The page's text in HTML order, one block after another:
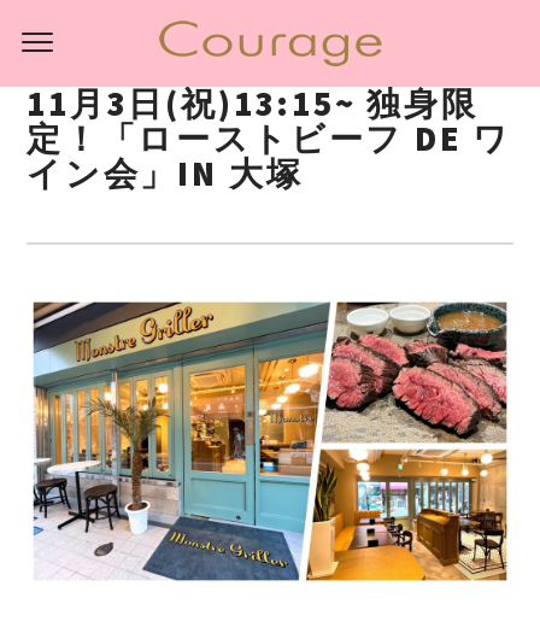
11月3日(祝)13:15~ 独身限
定！「ローストビーフ DE ワ
イン会」IN 大塚